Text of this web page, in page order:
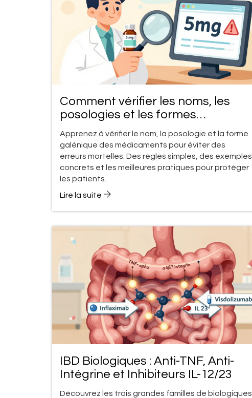
Comment vérifier les noms, les
posologies et les formes
galéniques des médicaments en
toute sécurité
Apprenez à vérifier le nom, la posologie et la forme
galénique des médicaments pour éviter des
erreurs mortelles. Des règles simples, des exemples
concrets et les meilleures pratiques pour protéger
les patients.
Lire la suite
IBD Biologiques : Anti-TNF, Anti-
Intégrine et Inhibiteurs IL-12/23
Découvrez les trois grandes familles de biologiques